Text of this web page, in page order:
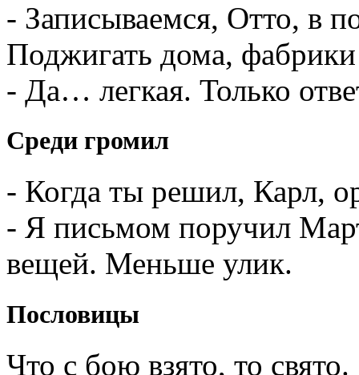
- Записываемся, Отто, в
Поджигать дома, фабрики
- Да… легкая. Только
Среди громил
- Когда ты решил, Карл,
- Я письмом поручил
вещей. Меньше улик.
Пословицы
Что с бою взято, то свято.